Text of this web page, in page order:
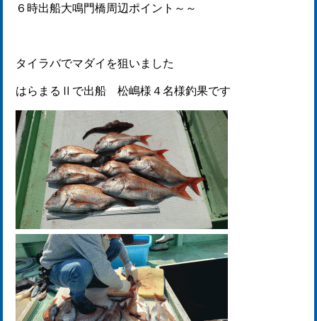
６時出船大鳴門橋周辺ポイント～～
タイラバでマダイを狙いました
はらまるⅡで出船 松嶋様４名様釣果です